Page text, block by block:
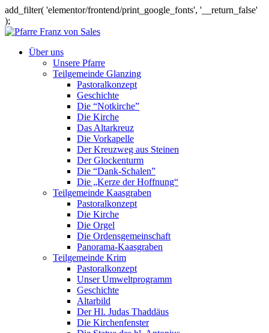
add_filter( 'elementor/frontend/print_google_fonts', '__return_false'
);
Über uns
Unsere Pfarre
Teilgemeinde Glanzing
Pastoralkonzept
Geschichte
Die “Notkirche”
Die Kirche
Das Altarkreuz
Die Vorkapelle
Der Kreuzweg aus Steinen
Der Glockenturm
Die “Dank-Schalen”
Die „Kerze der Hoffnung“
Teilgemeinde Kaasgraben
Pastoralkonzept
Die Kirche
Die Orgel
Die Ordensgemeinschaft
Panorama-Kaasgraben
Teilgemeinde Krim
Pastoralkonzept
Unser Umweltprogramm
Geschichte
Altarbild
Der Hl. Judas Thaddäus
Die Kirchenfenster